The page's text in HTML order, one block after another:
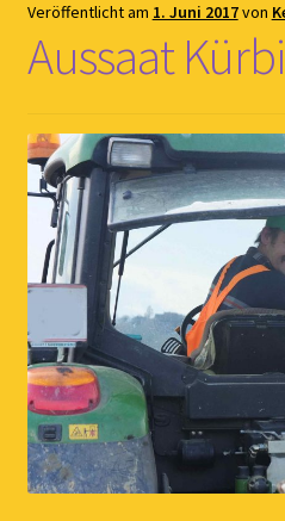
Kontakt
Gästebuch
Veröffentlicht am 1. Juni 2017von
Aussaat